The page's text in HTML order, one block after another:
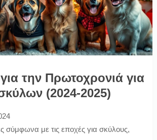
την Πρωτοχρονιά για
(2024-2025)
σύμφωνα με τις εποχές για σκύλους,